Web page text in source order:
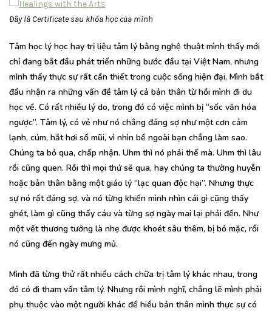
Đây là Certificate sau khóa học của mình
Tâm học lý học hay trị liệu tâm lý bằng nghệ thuật mình thấy mới
chỉ đang bắt đầu phát triển những bước đầu tại Việt Nam, nhưng
mình thấy thực sự rất cần thiết trong cuộc sống hiện đại. Mình bắt
đầu nhận ra những vấn đề tâm lý cả bản thân từ hồi mình đi du
học về. Có rất nhiều lý do, trong đó có việc mình bị “sốc văn hóa
ngược”. Tâm lý, có vẻ như nó chẳng đáng sợ như một cơn cảm
lạnh, cúm, hắt hơi sổ mũi, vì nhìn bề ngoài bạn chẳng làm sao.
Chúng ta bỏ qua, chấp nhận. Uhm thì nó phải thế mà. Uhm thì lâu
rồi cũng quen. Rồi thì mọi thứ sẽ qua, hay chúng ta thường huyễn
hoặc bản thân bằng một giáo lý “lạc quan độc hại”. Nhưng thực
sự nó rất đáng sợ, và nó từng khiến mình nhìn cái gì cũng thấy
ghét, làm gì cũng thấy cáu và từng sợ ngày mai lại phải đến. Như
một vết thương tưởng là nhẹ được khoét sâu thêm, bị bỏ mặc, rồi
nó cũng đến ngày mưng mủ.
Mình đã từng thử rất nhiều cách chữa trị tâm lý khác nhau, trong
đó có đi tham vấn tâm lý. Nhưng rồi mình nghĩ, chẳng lẽ mình phải
phụ thuộc vào một người khác để hiểu bản thân mình thực sự có